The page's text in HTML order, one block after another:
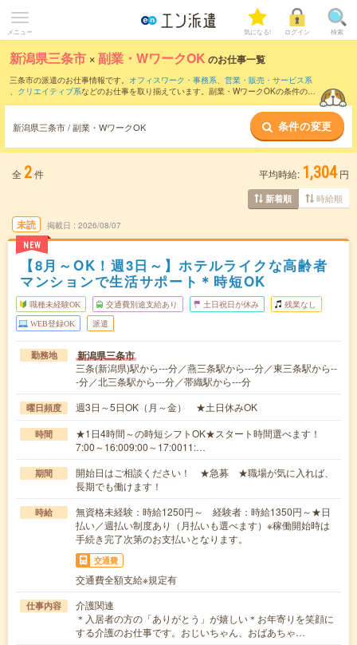
メニュー 気になる! ログイン 検索
新潟県三条市 ×副業・WワークOK のお仕事一覧
三条市の派遣のお仕事情報です。 オフィスワーク・事務系、 営業・販売・サービス系
、 クリエイティブ系などのお仕事を取り揃えています。副業・WワークOKの条件の他
新潟県三条市 / 副業・WワークOK 条件の変更
全 2件 平均時給: 1,304 円
新着順 時給順
未読
NEW
掲載日 2026/08/07
【8月～OK！週3日～】ホテルライクな高齢者
マンションで生活サポート＊時短OK
職種未経験OK 交通費別途支給あり 土日祝日が休み 残業なし
WEB登録OK 派遣
勤務地 新潟県三条市
三条(新潟県)駅から---分／燕三条駅から---分／東三条駅から--
-分／北三条駅から---分／帯織駅から---分
曜日頻度 週3日～5日OK（月～金） ★土日休みOK
時間
★1日4時間～の時短シフトOK★スタート時間選べます！
7:00～16:009:00～17:0011:…
期間
開始日はご相談ください！ ★急募 ★職場が気に入れば、
長期でも働けます！
時給
無資格未経験：時給1250円～ 経験者：時給1350円～★日
払い／週払い制度あり（月払いも選べます）※稼働開始時は
手続き完了次第のお支払いとなります。
交通費
交通費全額支給※規定有
仕事内容
介護関連
＊入居者の方の「ありがとう」が嬉しい＊お年寄りを笑顔に
する介護のお仕事です。おじいちゃん、おばあちゃ…